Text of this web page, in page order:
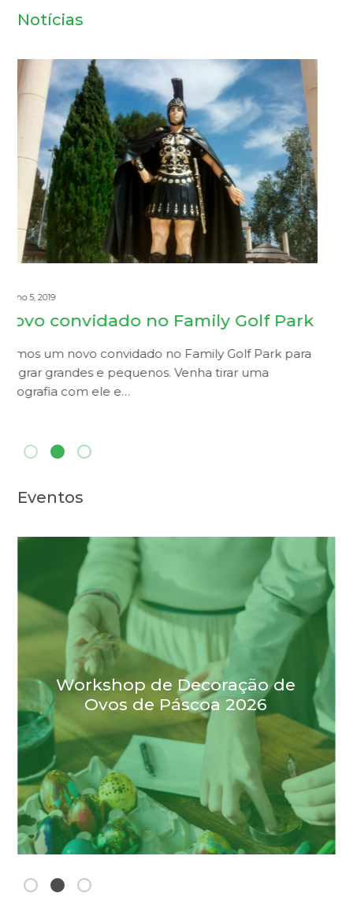
Notícias
Junho 3, 2019
Minigolfe para residentes
Sabia que temos um cartão especial para residentes
no concelho de Loulé? Agora já nada o impedirá de
vir jogar…
Eventos
V Open de Portugal